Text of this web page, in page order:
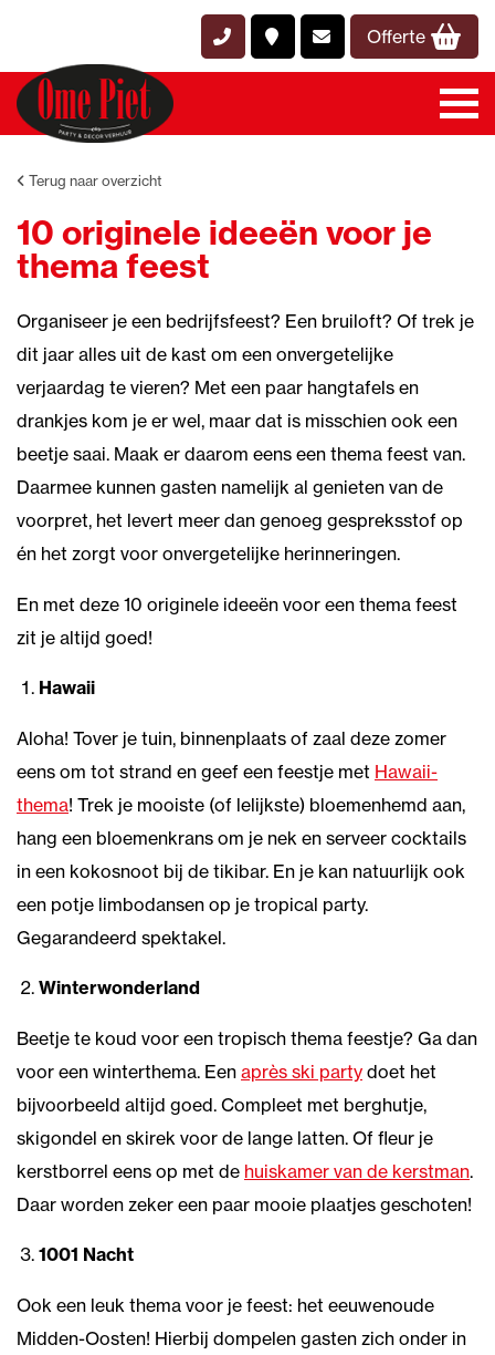
Offerte
Terug naar overzicht
10 originele ideeën voor je
thema feest
Organiseer je een bedrijfsfeest? Een bruiloft? Of trek je
dit jaar alles uit de kast om een onvergetelijke
verjaardag te vieren? Met een paar hangtafels en
drankjes kom je er wel, maar dat is misschien ook een
beetje saai. Maak er daarom eens een thema feest van.
Daarmee kunnen gasten namelijk al genieten van de
voorpret, het levert meer dan genoeg gespreksstof op
én het zorgt voor onvergetelijke herinneringen.
En met deze 10 originele ideeën voor een thema feest
zit je altijd goed!
Hawaii
Aloha! Tover je tuin, binnenplaats of zaal deze zomer
eens om tot strand en geef een feestje met Hawaii-
thema! Trek je mooiste (of lelijkste) bloemenhemd aan,
hang een bloemenkrans om je nek en serveer cocktails
in een kokosnoot bij de tikibar. En je kan natuurlijk ook
een potje limbodansen op je tropical party.
Gegarandeerd spektakel.
Winterwonderland
Beetje te koud voor een tropisch thema feestje? Ga dan
voor een winterthema. Een après ski party doet het
bijvoorbeeld altijd goed. Compleet met berghutje,
skigondel en skirek voor de lange latten. Of fleur je
kerstborrel eens op met de huiskamer van de kerstman.
Daar worden zeker een paar mooie plaatjes geschoten!
1001 Nacht
Ook een leuk thema voor je feest: het eeuwenoude
Midden-Oosten! Hierbij dompelen gasten zich onder in